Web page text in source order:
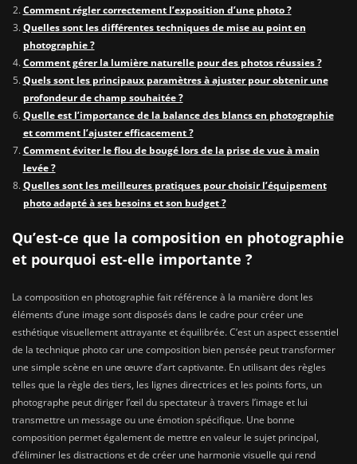
Comment régler correctement l’exposition d’une photo ?
Quelles sont les différentes techniques de mise au point en
photographie ?
Comment gérer la lumière naturelle pour des photos réussies ?
Quels sont les principaux paramètres à ajuster pour obtenir une
profondeur de champ souhaitée ?
Quelle est l’importance de la balance des blancs en photographie
et comment l’ajuster efficacement ?
Comment éviter le flou de bougé lors de la prise de vue à main
levée ?
Quelles sont les meilleures pratiques pour choisir l’équipement
photo adapté à ses besoins et son budget ?
Qu’est-ce que la composition en photographie
et pourquoi est-elle importante ?
La composition en photographie fait référence à la manière dont les
éléments d’une image sont disposés dans le cadre pour créer une
esthétique visuellement attrayante et équilibrée. C’est un aspect essentiel
de la technique photo car une composition bien pensée peut transformer
une simple scène en une œuvre d’art captivante. En utilisant des règles
telles que la règle des tiers, les lignes directrices et les points forts, un
photographe peut diriger l’œil du spectateur à travers l’image et lui
transmettre un message ou une émotion spécifique. Une bonne
composition permet également de mettre en valeur le sujet principal,
d’éliminer les distractions et de créer une harmonie visuelle qui rend